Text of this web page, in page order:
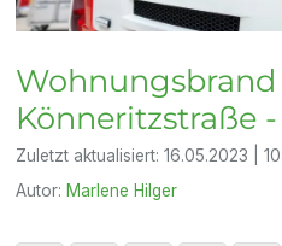
Wohnungsbrand
Könneritzstraße
Zuletzt aktualisiert:16.05.2023 |
Autor: Marlene Hilger